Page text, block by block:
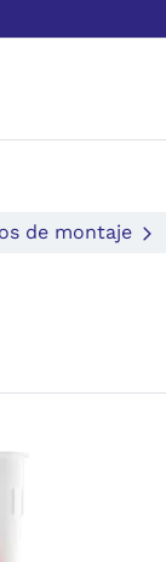
de montaje